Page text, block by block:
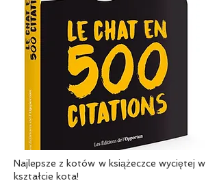
Najlepsze z kotów w książeczce wyciętej w
kształcie kota!